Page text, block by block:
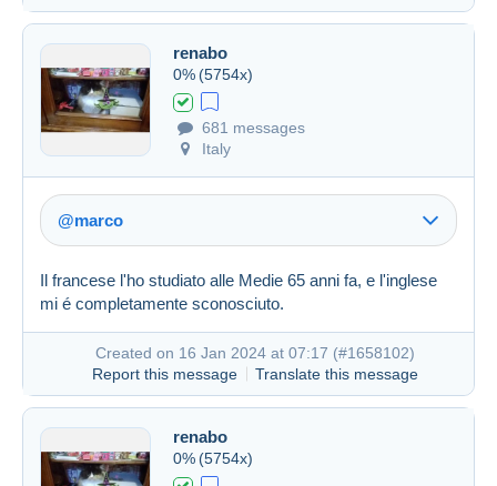
Created on 16 Jan 2024 at 06:35
renabo
0% (5754x)
681 messages
Italy
@marco
Link (https)
Il francese l'ho studiato alle Medie 65 anni fa, e l'inglese
mi é completamente sconosciuto.
Created on 16 Jan 2024 at 07:17 (#1658102)
Report this message
Translate this message
renabo
0% (5754x)